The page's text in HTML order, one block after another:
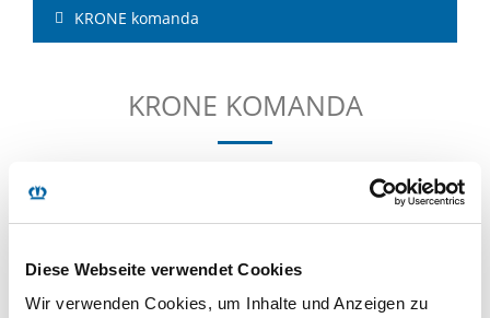
Diese Webseite verwendet Cookies
Wir verwenden Cookies, um Inhalte und Anzeigen zu
KRONE komanda
KRONE KOMANDA
GERA ATMOSFERA UŽTIKRINA KOKYBĘ.
pasiūlyti mūsų klientams geriausią sprendimą pagal jų
poreikius. Kad mūsų darbuotojai atitiktų Jūsų ir mūsų